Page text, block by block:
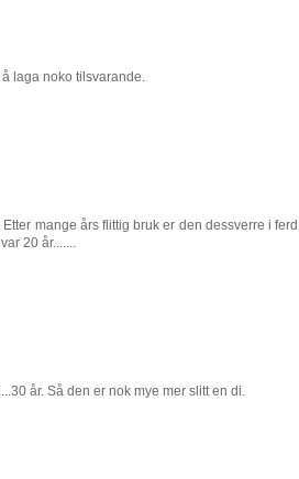
laga noko tilsvarande.
mange års flittig bruk er den dessverre i ferd
20 år.......
år. Så den er nok mye mer slitt en di.